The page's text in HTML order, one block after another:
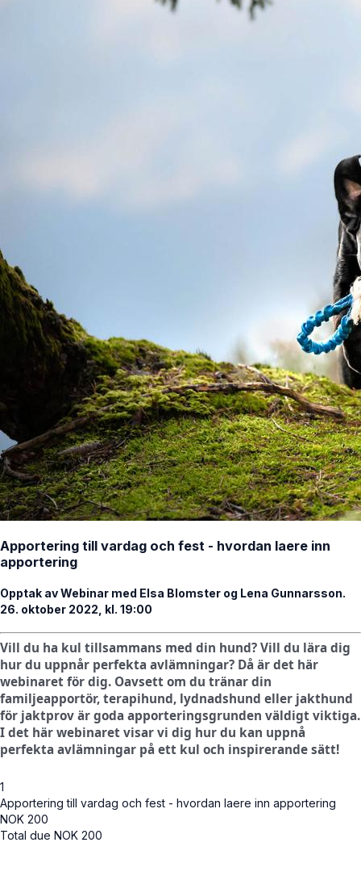
Apportering till vardag och fest - hvordan laere inn
apportering
Opptak av Webinar med Elsa Blomster og Lena Gunnarsson.
26. oktober 2022, kl. 19:00
Vill du ha kul tillsammans med din hund? Vill du lära dig
hur du uppnår perfekta avlämningar? Då är det här
webinaret för dig. Oavsett om du tränar din
familjeapportör, terapihund, lydnadshund eller jakthund
för jaktprov är goda apporteringsgrunden väldigt viktiga.
I det här webinaret visar vi dig hur du kan uppnå
perfekta avlämningar på ett kul och inspirerande sätt!
1
Apportering till vardag och fest - hvordan laere inn apportering
NOK 200
Total due NOK 200